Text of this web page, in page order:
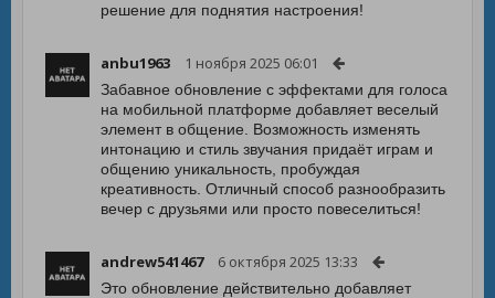
решение для поднятия настроения!
anbu1963 1 ноября 2025 06:01
Забавное обновление с эффектами для голоса
на мобильной платформе добавляет веселый
элемент в общение. Возможность изменять
интонацию и стиль звучания придаёт играм и
общению уникальность, пробуждая
креативность. Отличный способ разнообразить
вечер с друзьями или просто повеселиться!
andrew541467 6 октября 2025 13:33
Это обновление действительно добавляет